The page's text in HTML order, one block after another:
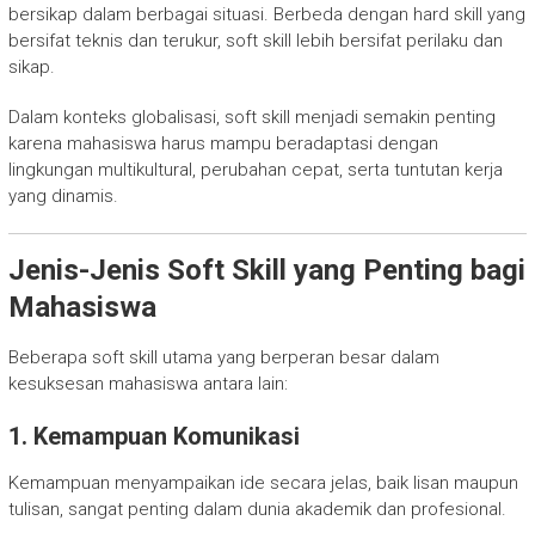
bersikap dalam berbagai situasi. Berbeda dengan hard skill yang
bersifat teknis dan terukur, soft skill lebih bersifat perilaku dan
sikap.
Dalam konteks globalisasi, soft skill menjadi semakin penting
karena mahasiswa harus mampu beradaptasi dengan
lingkungan multikultural, perubahan cepat, serta tuntutan kerja
yang dinamis.
Jenis-Jenis Soft Skill yang Penting bagi
Mahasiswa
Beberapa soft skill utama yang berperan besar dalam
kesuksesan mahasiswa antara lain:
1. Kemampuan Komunikasi
Kemampuan menyampaikan ide secara jelas, baik lisan maupun
tulisan, sangat penting dalam dunia akademik dan profesional.